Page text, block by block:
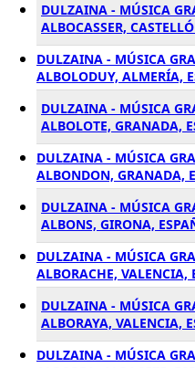
DULZAINA - MÚSICA
ALBOCASSER,
DULZAINA - MÚSICA
ALBOLODUY, ALMERÍA,
DULZAINA - MÚSICA
ALBOLOTE, GRANADA,
DULZAINA - MÚSICA
ALBONDON, GRANADA,
DULZAINA - MÚSICA
ALBONS, GIRONA,
DULZAINA - MÚSICA
ALBORACHE, VALENCIA,
DULZAINA - MÚSICA
ALBORAYA, VALENCIA,
DULZAINA - MÚSICA